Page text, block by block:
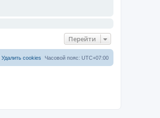
Перейти
Часовой пояс: UTC+07:00
Удалить cookies